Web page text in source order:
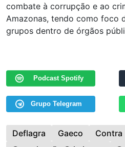
combate à corrupção e ao
Amazonas, tendo como foco
grupos dentro de órgãos
Podcast Spotify
Grupo Telegram
Deflagra Gaeco
Contra